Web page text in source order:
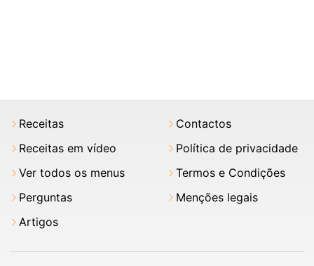
Receitas
Receitas em vídeo
Ver todos os menus
Perguntas
Artigos
Contactos
Política de privacidade
Termos e Condições
Menções legais